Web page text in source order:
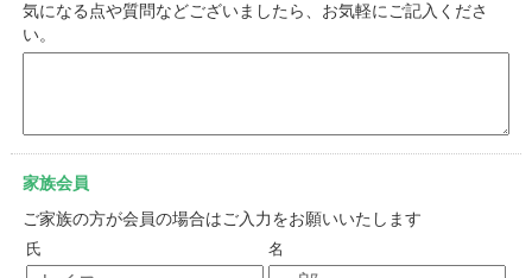
気になる点や質問などございましたら、お気軽にご記入くださ
い。
家族会員
ご家族の方が会員の場合はご入力をお願いいたします
氏 名